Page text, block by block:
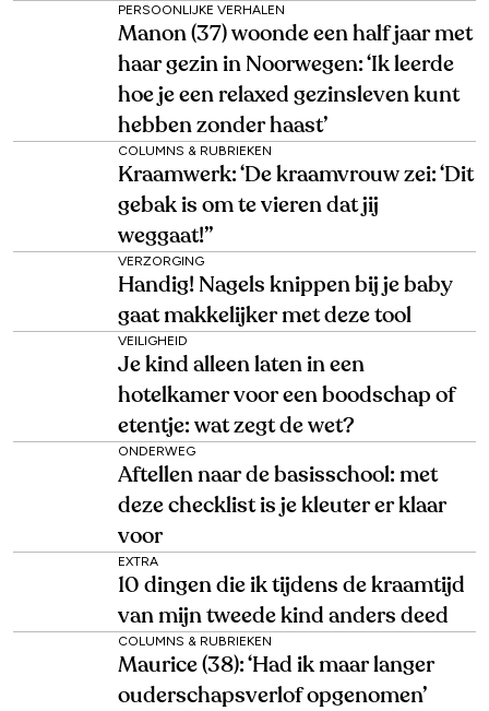
PERSOONLIJKE VERHALEN
Manon (37) woonde een half jaar met
haar gezin in Noorwegen: ‘Ik leerde
hoe je een relaxed gezinsleven kunt
hebben zonder haast’
COLUMNS & RUBRIEKEN
Kraamwerk: ‘De kraamvrouw zei: ‘Dit
gebak is om te vieren dat jij
weggaat!’’
VERZORGING
Handig! Nagels knippen bij je baby
gaat makkelijker met deze tool
VEILIGHEID
Je kind alleen laten in een
hotelkamer voor een boodschap of
etentje: wat zegt de wet?
ONDERWEG
Aftellen naar de basisschool: met
deze checklist is je kleuter er klaar
voor
EXTRA
10 dingen die ik tijdens de kraamtijd
van mijn tweede kind anders deed
COLUMNS & RUBRIEKEN
Maurice (38): ‘Had ik maar langer
ouderschapsverlof opgenomen’